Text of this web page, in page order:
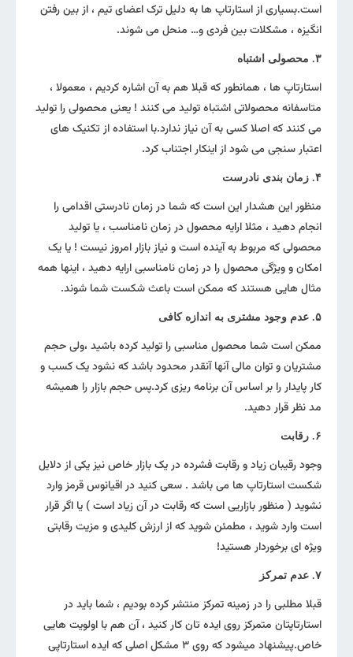
است.بسیاری از استارتاپ ها به دلیل ترک اعضای تیم ، از بین رفتن
انگیزه ، مشکلات بین فردی و… منحل می شوند.
۳. محصولی اشتباه
استارتاپ ها ، همانطور که قبلا هم به آن اشاره کردیم ، معمولا ،
متاسفانه محصولاتی اشتباه تولید می کنند ! یعنی محصولی را تولید
می کنند که اصلا کسی به آن نیاز ندارد.با استفاده از تکنیک های
اعتبار سنجی می شود از اینکار اجتناب کرد.
۴. زمان بندی نادرست
منظور این هشدار این است که شما در زمان نادرستی اقدامی را
انجام دهید ، مثلا ارایه محصول در زمان نامناسب ، یا تولید
محصولی که مربوط به آینده است و نیاز بازار امروز نیست ! یا یک
امکان و ویژگی محصول را در زمان نامناسبی ارایه دهید ، اینها همه
مثال هایی هستند که ممکن است باعث شکست شما شوند.
۵. عدم وجود مشتری به اندازه کافی
ممکن است شما محصول مناسبی را تولید کرده باشید ،ولی حجم
مشتریان و توان مالی آنها آنقدر محدود باشد که نشود یک کسب و
کار پایدار را بر اساس آن برنامه ریزی کرد.پس حجم بازار را همیشه
مد نظر قرار دهید.
۶. رقابت
وجود رقیبان زیاد و رقابت فشرده در یک بازار خاص نیز یکی از دلایل
شکست استارتاپ ها می باشد . سعی کنید در اقیانوس قرمز وارد
نشوید ( منظور بازاریی است که رقابت در آن زیاد است ) یا اگر قرار
است وارد شوید ، مطمئن شوید که از ارزش کلیدی و مزیت رقابتی
ویژه ای برخوردار هستید!
۷. عدم تمرکز
قبلا مطلبی را در زمینه تمرکز منتشر کرده بودیم ، شما باید در
استارتاپتان متمرکز روی ایده تان کار کنید ، آن هم با اولویت هایی
خاص.پیشنهاد میشود که روی ۳ مشکل اصلی که ایده استارتاپی